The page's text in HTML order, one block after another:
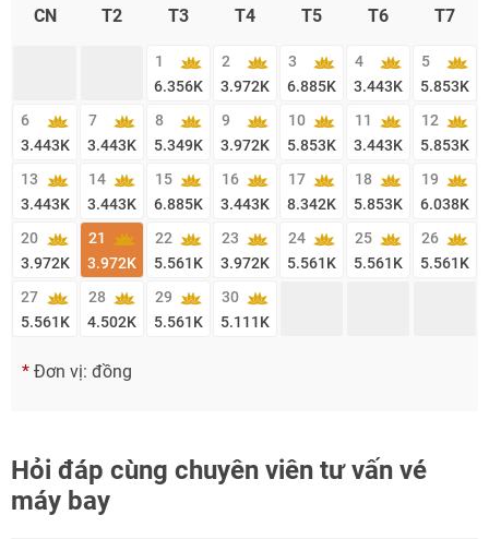
CN T2 T3 T4 T5 T6 T7
1
6.356K
2
3.972K
3
6.885K
4
3.443K
5
5.853K
6
3.443K
7
3.443K
8
5.349K
9
3.972K
10
5.853K
11
3.443K
12
5.853K
13
3.443K
14
3.443K
15
6.885K
16
3.443K
17
8.342K
18
5.853K
19
6.038K
20
3.972K
21
3.972K
22
5.561K
23
3.972K
24
5.561K
25
5.561K
26
5.561K
27
5.561K
28
4.502K
29
5.561K
30
5.111K
* Đơn vị: đồng
Hỏi đáp cùng chuyên viên tư vấn vé
máy bay